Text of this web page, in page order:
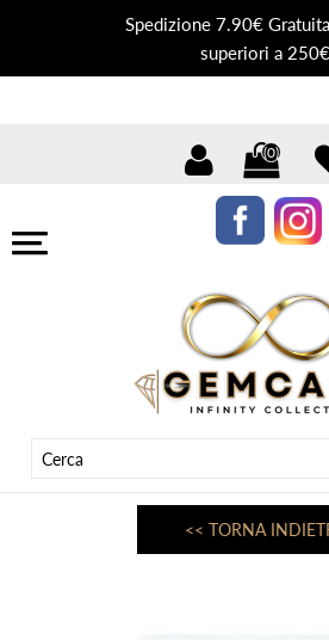
Spedizione 7.90€
superiori a
(0)
<< TORNA